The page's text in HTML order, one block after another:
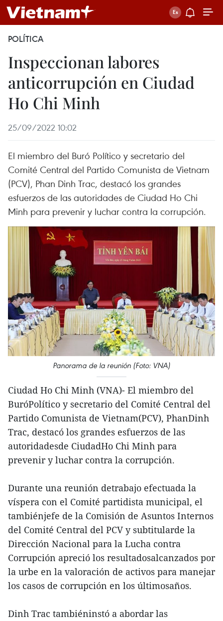
POLÍTICA
Inspeccionan labores
anticorrupción en Ciudad
Ho Chi Minh
25/09/2022 10:02
El miembro del Buró Político y secretario del
Comité Central del Partido Comunista de Vietnam
(PCV), Phan Dinh Trac, destacó los grandes
esfuerzos de las autoridades de Ciudad Ho Chi
Minh para prevenir y luchar contra la corrupción.
Panorama de la reunión (Foto: VNA)
Ciudad Ho Chi Minh (VNA)- El miembro del
BuróPolítico y secretario del Comité Central del
Partido Comunista de Vietnam(PCV), PhanDinh
Trac, destacó los grandes esfuerzos de las
autoridadesde CiudadHo Chi Minh para
prevenir y luchar contra la corrupción.
Durante una reunión detrabajo efectuada la
víspera con el Comité partidista municipal, el
tambiénjefe de la Comisión de Asuntos Internos
del Comité Central del PCV y subtitularde la
Dirección Nacional para la Lucha contra
Corrupción apreció los resultadosalcanzados por
la urbe en la valoración de activos para manejar
los casos de corrupción en los últimosaños.
Dinh Trac tambiéninstó a abordar las